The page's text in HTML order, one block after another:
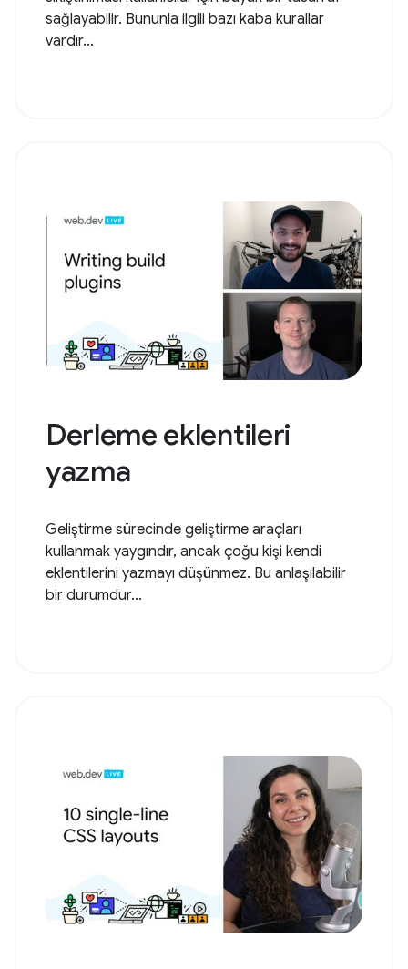
sağlayabilir. Bununla ilgili bazı kaba kurallar
vardır...
Derleme eklentileri
yazma
Geliştirme sürecinde geliştirme araçları
kullanmak yaygındır, ancak çoğu kişi kendi
eklentilerini yazmayı düşünmez. Bu anlaşılabilir
bir durumdur...